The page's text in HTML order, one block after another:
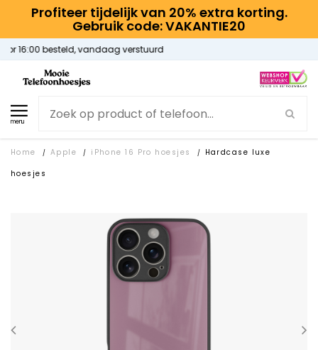
Profiteer tijdelijk van 20% extra korting.
Gebruik code: VAKANTIE20
Gratis verzending
menu
Home / Apple / iPhone 16 Pro hoesjes /
Hardcase luxe
hoesjes